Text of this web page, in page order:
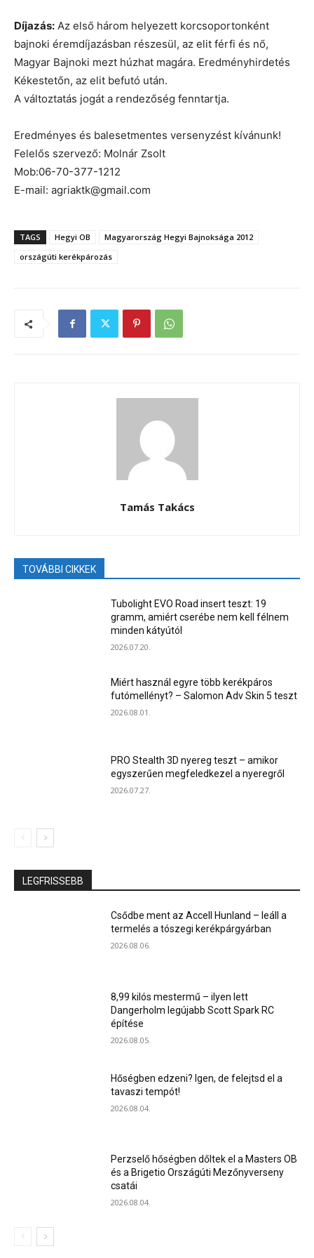
Díjazás: Az első három helyezett korcsoportonként
bajnoki éremdíjazásban részesül, az elit férfi és nő,
Magyar Bajnoki mezt húzhat magára. Eredményhirdetés
Kékestetőn, az elit befutó után.
A változtatás jogát a rendezőség fenntartja.
Eredményes és balesetmentes versenyzést kívánunk!
Felelős szervező: Molnár Zsolt
Mob:06-70-377-1212
E-mail: agriaktk@gmail.com
TAGS Hegyi OB
Magyarország Hegyi Bajnoksága 2012
országúti kerékpározás
Tamás Takács
TOVÁBBI CIKKEK
Tubolight EVO Road insert teszt: 19
gramm, amiért cserébe nem kell félnem
minden kátyútól
2026.07.20.
Miért használ egyre több kerékpáros
futómellényt? – Salomon Adv Skin 5 teszt
2026.08.01.
PRO Stealth 3D nyereg teszt – amikor
egyszerűen megfeledkezel a nyeregről
2026.07.27.
LEGFRISSEBB
Csődbe ment az Accell Hunland – leáll a
termelés a tószegi kerékpárgyárban
2026.08.06.
8,99 kilós mestermű – ilyen lett
Dangerholm legújabb Scott Spark RC
építése
2026.08.05.
Hőségben edzeni? Igen, de felejtsd el a
tavaszi tempót!
2026.08.04.
Perzselő hőségben dőltek el a Masters OB
és a Brigetio Országúti Mezőnyverseny
csatái
2026.08.04.